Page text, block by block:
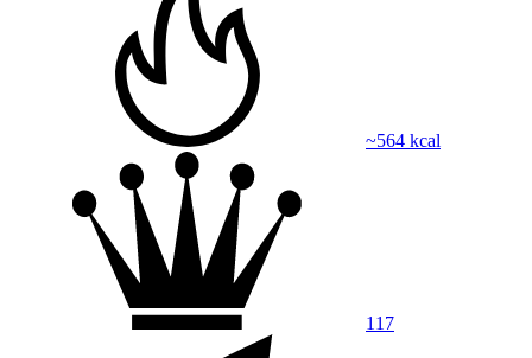
~564 kcal
117